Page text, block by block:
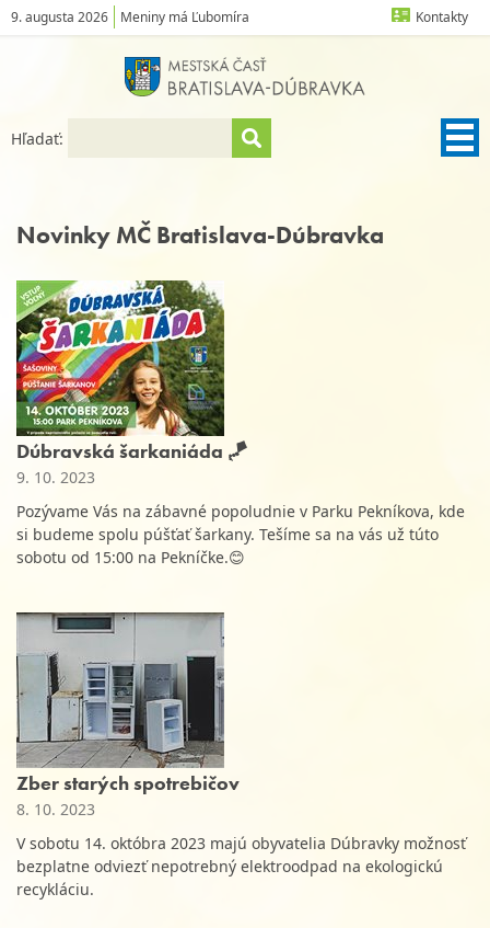
9. augusta 2026 Meniny má Ľubomíra Kontakty
Hľadať:
Novinky MČ Bratislava-Dúbravka
Dúbravská šarkaniáda 🪁
9. 10. 2023
Pozývame Vás na zábavné popoludnie v Parku Pekníkova, kde
si budeme spolu púšťať šarkany. Tešíme sa na vás už túto
sobotu od 15:00 na Pekníčke.😊
Zber starých spotrebičov
8. 10. 2023
V sobotu 14. októbra 2023 majú obyvatelia Dúbravky možnosť
bezplatne odviezť nepotrebný elektroodpad na ekologickú
recykláciu.